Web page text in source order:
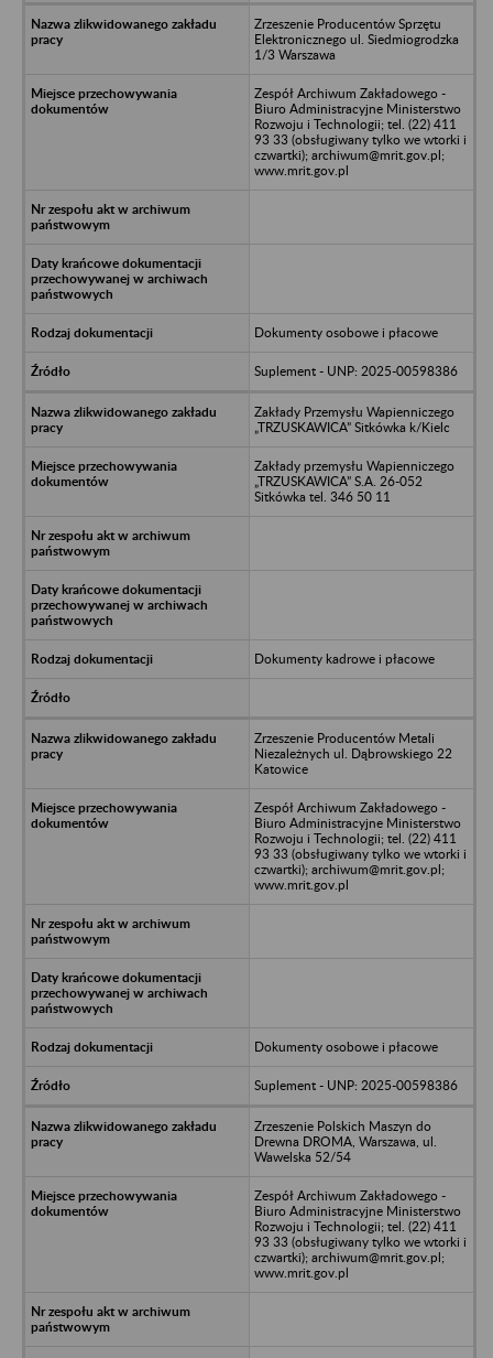
Zrzeszenie Producentów Sprzętu
Elektronicznego ul. Siedmiogrodzka
1/3 Warszawa
Zespół Archiwum Zakładowego -
Biuro Administracyjne Ministerstwo
Rozwoju i Technologii; tel. (22) 411
93 33 (obsługiwany tylko we wtorki i
czwartki); archiwum@mrit.gov.pl;
www.mrit.gov.pl
Dokumenty osobowe i płacowe
Suplement - UNP: 2025-00598386
Zakłady Przemysłu Wapienniczego
„TRZUSKAWICA” Sitkówka k/Kielc
Zakłady przemysłu Wapienniczego
„TRZUSKAWICA” S.A. 26-052
Sitkówka tel. 346 50 11
Dokumenty kadrowe i płacowe
Zrzeszenie Producentów Metali
Niezależnych ul. Dąbrowskiego 22
Katowice
Zespół Archiwum Zakładowego -
Biuro Administracyjne Ministerstwo
Rozwoju i Technologii; tel. (22) 411
93 33 (obsługiwany tylko we wtorki i
czwartki); archiwum@mrit.gov.pl;
www.mrit.gov.pl
Dokumenty osobowe i płacowe
Suplement - UNP: 2025-00598386
Zrzeszenie Polskich Maszyn do
Drewna DROMA, Warszawa, ul.
Wawelska 52/54
Zespół Archiwum Zakładowego -
Biuro Administracyjne Ministerstwo
Rozwoju i Technologii; tel. (22) 411
93 33 (obsługiwany tylko we wtorki i
czwartki); archiwum@mrit.gov.pl;
www.mrit.gov.pl